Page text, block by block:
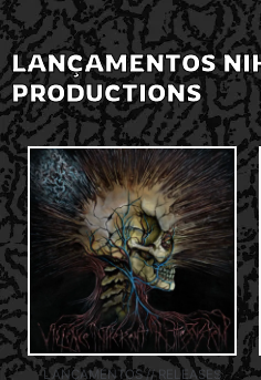
LANÇAMENTOS
PRODUCTIONS
LANÇAMENTOS // RELEASES